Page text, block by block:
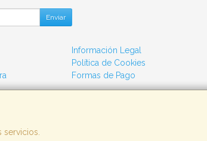
Enviar
Información Legal
Política de Cookies
Formas de Pago